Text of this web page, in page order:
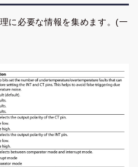
に必要な情報を集めます。(一